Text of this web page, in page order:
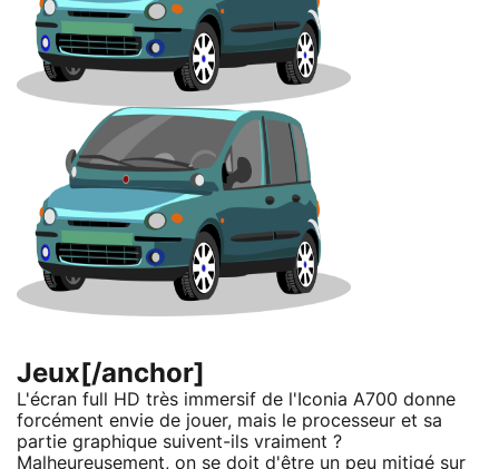
Jeux[/anchor]
L'écran full HD très immersif de l'Iconia A700 donne
forcément envie de jouer, mais le processeur et sa
partie graphique suivent-ils vraiment ?
Malheureusement, on se doit d'être un peu mitigé sur